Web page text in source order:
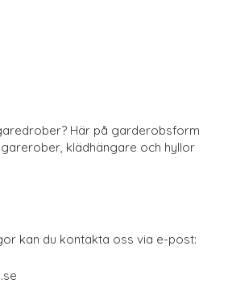
Här på garderobsform
klädhängare och hyllor
kan du kontakta oss via e-post: